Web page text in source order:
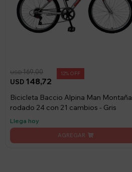
USD 148,72
USD169,00 12
Bicicleta Baccio Alpina Man Montaña
rodado 24 con 21 cambios - Gris
Llega hoy